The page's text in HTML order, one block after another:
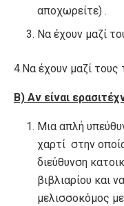
αποχωρείτε) .
Να έχουν μαζί
4.Να έχουν μαζί τους
Β) Αν είναι
Μια απλή
χαρτί στην
διεύθυνση
βιβλιαρίου και
μελισσοκόμος